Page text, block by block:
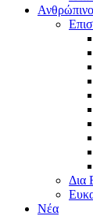
Δια
Νέα